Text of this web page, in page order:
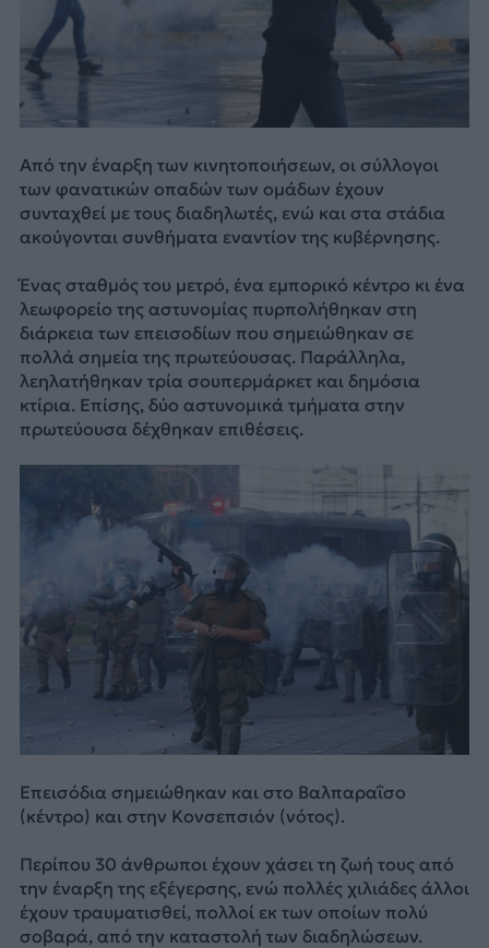
Από την έναρξη των κινητοποιήσεων, οι σύλλογοι
των φανατικών οπαδών των ομάδων έχουν
συνταχθεί με τους διαδηλωτές, ενώ και στα στάδια
ακούγονται συνθήματα εναντίον της κυβέρνησης.
Ένας σταθμός του μετρό, ένα εμπορικό κέντρο κι ένα
λεωφορείο της αστυνομίας πυρπολήθηκαν στη
διάρκεια των επεισοδίων που σημειώθηκαν σε
πολλά σημεία της πρωτεύουσας. Παράλληλα,
λεηλατήθηκαν τρία σουπερμάρκετ και δημόσια
κτίρια. Επίσης, δύο αστυνομικά τμήματα στην
πρωτεύουσα δέχθηκαν επιθέσεις.
Επεισόδια σημειώθηκαν και στο Βαλπαραΐσο
(κέντρο) και στην Κονσεπσιόν (νότος).
Περίπου 30 άνθρωποι έχουν χάσει τη ζωή τους από
την έναρξη της εξέγερσης, ενώ πολλές χιλιάδες άλλοι
έχουν τραυματισθεί, πολλοί εκ των οποίων πολύ
σοβαρά, από την καταστολή των διαδηλώσεων.